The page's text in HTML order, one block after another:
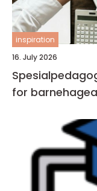
inspiration
16. July 2026
for